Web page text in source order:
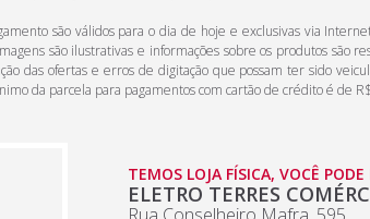
são válidos para o dia de hoje e exclusivas via
são ilustrativas e informações sobre os produtos são
das ofertas e erros de digitação que possam ter sido
da parcela para pagamentos com cartão de crédito é de
TEMOS LOJA FÍSICA, VOCÊ
ELETRO TERRES